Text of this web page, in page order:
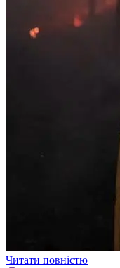
Читати повністю